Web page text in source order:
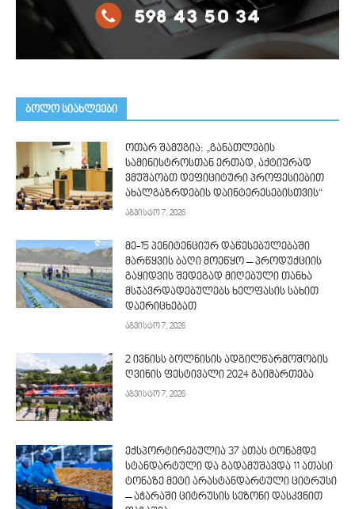
ᲑᲝᲚᲝ ᲡᲘᲐᲮᲚᲔᲔᲑᲘ
ოთარ შამუგია: „განათლების
სამინისტროსთან ერთად, აქტიურად
ვმუშაობთ დეფიციტური პროფესიებით
ახალგაზრდების დაინტერესებისთვის“
აგვისტო 7, 2026
მე-15 პენიტენციურ დაწესებულებაში
მარწყვის ბაღი მოეწყო – პროდუქციის
გაყიდვის შედეგად მიღებული თანხა
მსჯავრდადებულებს ხელფასის სახით
დაერიცხებათ
აგვისტო 7, 2026
2 ივნისს ბოლნისის ადგილწარმოშობის
ღვინის ფესტივალი 2024 გაიმართება
აგვისტო 7, 2026
ექსპორტირებულია 37 ათას ტონამდე
სტანდარტული და გადამუშავდა 11 ათასი
ტონაზე მეტი არასტანდარტული ციტრუსი
– აჭარაში ციტრუსის სეზონი დასკვნით